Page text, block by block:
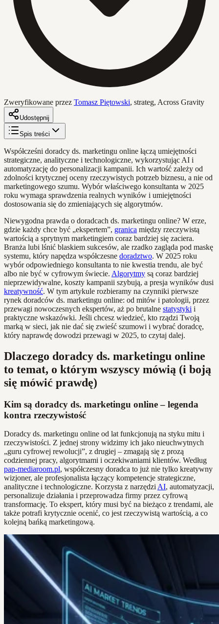
Zweryfikowane przez Tomasz Piętowski, strateg, Across Gravity
Udostępnij
Spis treści
Współcześni doradcy ds. marketingu online łączą umiejętności
strategiczne, analityczne i technologiczne, wykorzystując AI i
automatyzację do personalizacji kampanii. Ich wartość zależy od
zdolności krytycznej oceny rzeczywistych potrzeb biznesu, a nie od
marketingowego szumu. Wybór właściwego konsultanta w 2025
roku wymaga sprawdzenia realnych wyników i umiejętności
dostosowania się do zmieniających się algorytmów.
Niewygodna prawda o doradcach ds. marketingu online? W erze,
gdzie każdy chce być „ekspertem”, granica między rzeczywistą
wartością a sprytnym marketingiem coraz bardziej się zaciera.
Branża lubi lśnić blaskiem sukcesów, ale rzadko zagląda pod maskę
systemu, który napędza współczesne doradztwo. W 2025 roku
wybór odpowiedniego konsultanta to nie kwestia trendu, ale być
albo nie być w cyfrowym świecie. Algorytmy są coraz bardziej
nieprzewidywalne, koszty kampanii szybują, a presja wyników dusi
kreatywność. W tym artykule rozbieramy na czynniki pierwsze
rynek doradców ds. marketingu online: od mitów i patologii, przez
przewagi nowoczesnych ekspertów, aż po brutalne statystyki i
praktyczne wskazówki. Jeśli chcesz wiedzieć, kto rządzi Twoją
marką w sieci, jak nie dać się zwieść szumowi i wybrać doradcę,
który naprawdę dowodzi przewagi w 2025, to czytaj dalej.
Dlaczego doradcy ds. marketingu online
to temat, o którym wszyscy mówią (i boją
się mówić prawdę)
Kim są doradcy ds. marketingu online – legenda
kontra rzeczywistość
Doradcy ds. marketingu online od lat funkcjonują na styku mitu i
rzeczywistości. Z jednej strony widzimy ich jako nieuchwytnych
„guru cyfrowej rewolucji”, z drugiej – zmagają się z prozą
codziennej pracy, algorytmami i oczekiwaniami klientów. Według
pap-mediaroom.pl, współczesny doradca to już nie tylko kreatywny
wizjoner, ale profesjonalista łączący kompetencje strategiczne,
analityczne i technologiczne. Korzysta z narzędzi AI, automatyzacji,
personalizuje działania i przeprowadza firmy przez cyfrową
transformację. To ekspert, który musi być na bieżąco z trendami, ale
także potrafi krytycznie ocenić, co jest rzeczywistą wartością, a co
kolejną bańką marketingową.